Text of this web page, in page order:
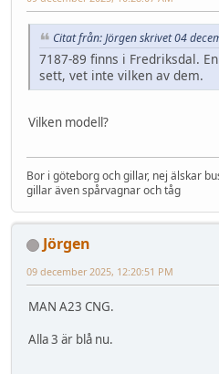
Citat från: Jörgen skrivet 04
7187-89 finns i Fredriksdal.
sett, vet inte vilken av dem.
Vilken modell?
Bor i göteborg och gillar, nej älskar
gillar även spårvagnar och tåg
Jörgen
09 december 2025, 12:20:51 PM
MAN A23 CNG.
Alla 3 är blå nu.